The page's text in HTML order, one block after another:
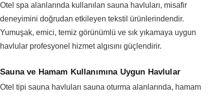
Otel spa alanlarında kullanılan sauna havluları, misafir
deneyimini doğrudan etkileyen tekstil ürünlerindendir.
Yumuşak, emici, temiz görünümlü ve sık yıkamaya uygun
havlular profesyonel hizmet algısını güçlendirir.
Sauna ve Hamam Kullanımına Uygun Havlular
Otel tipi sauna havluları sauna oturma alanlarında, hamam